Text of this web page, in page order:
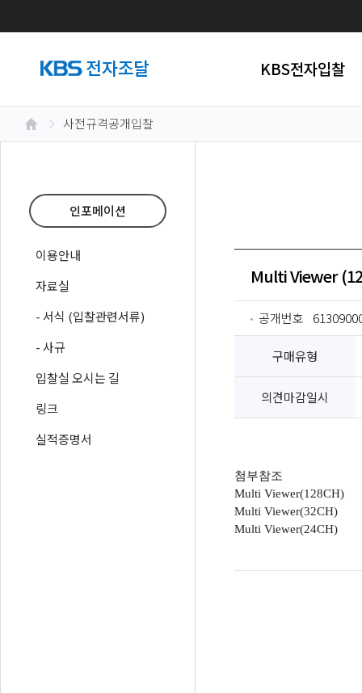
KBS전자입찰
사전규격공개입찰
인포메이션
이용안내
자료실
- 서식 (입찰관련서류)
- 사규
입찰실 오시는 길
링크
실적증명서
Multi Viewer
공개번호
구매유형
의견마감일시
첨부참조
Multi Viewer(128CH)
Multi Viewer(32CH)
Multi Viewer(24CH)